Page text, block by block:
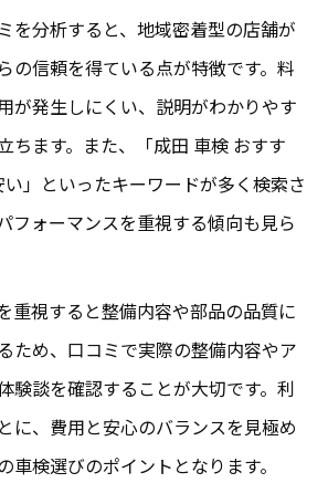
を分析すると、地域密着型の店舗が
の信頼を得ている点が特徴です。料
が発生しにくい、説明がわかりやす
ちます。また、「成田 車検 おすす
」といったキーワードが多く検索さ
フォーマンスを重視する傾向も見ら
重視すると整備内容や部品の品質に
ため、口コミで実際の整備内容やア
験談を確認することが大切です。利
に、費用と安心のバランスを見極め
車検選びのポイントとなります。